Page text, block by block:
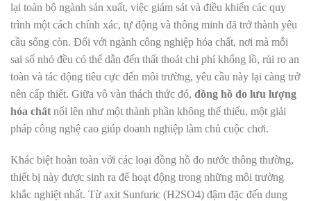
lại toàn bộ ngành sản xuất, việc giám sát và điều khiển các quy
trình một cách chính xác, tự động và thông minh đã trở thành yêu
cầu sống còn. Đối với ngành công nghiệp hóa chất, nơi mà mỗi
sai số nhỏ đều có thể dẫn đến thất thoát chi phí khổng lồ, rủi ro an
toàn và tác động tiêu cực đến môi trường, yêu cầu này lại càng trở
nên cấp thiết. Giữa vô vàn thách thức đó, đồng hồ đo lưu lượng
hóa chất nổi lên như một thành phần không thể thiếu, một giải
pháp công nghệ cao giúp doanh nghiệp làm chủ cuộc chơi.
Khác biệt hoàn toàn với các loại đồng hồ đo nước thông thường,
thiết bị này được sinh ra để hoạt động trong những môi trường
khắc nghiệt nhất. Từ axit Sunfuric (H2SO4) đậm đặc đến dung